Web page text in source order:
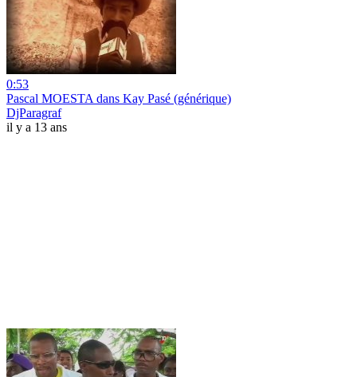
0:53
Pascal MOESTA dans Kay Pasé (générique)
DjParagraf
il y a 13 ans